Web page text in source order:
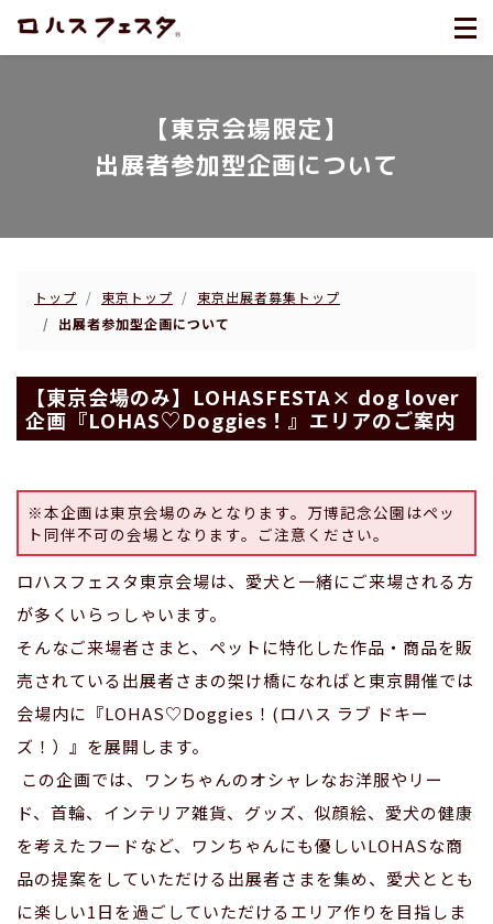
【東京会場限定】
出展者参加型企画について
トップ 東京トップ
東京出展者募集トップ
出展者参加型企画について
【東京会場のみ】LOHASFESTA× dog lover
企画『LOHAS♡Doggies！』エリアのご案内
※本企画は東京会場のみとなります。万博記念公園はペッ
ト同伴不可の会場となります。ご注意ください。
ロハスフェスタ東京会場は、愛犬と一緒にご来場される方
が多くいらっしゃいます。
そんなご来場者さまと、ペットに特化した作品・商品を販
売されている出展者さまの架け橋になればと東京開催では
会場内に『LOHAS♡Doggies！(ロハス ラブ ドキー
ズ！）』を展開します。
この企画では、ワンちゃんのオシャレなお洋服やリー
ド、首輪、インテリア雑貨、グッズ、似顔絵、愛犬の健康
を考えたフードなど、ワンちゃんにも優しいLOHASな商
品の提案をしていただける出展者さまを集め、愛犬ととも
に楽しい1日を過ごしていただけるエリア作りを目指しま